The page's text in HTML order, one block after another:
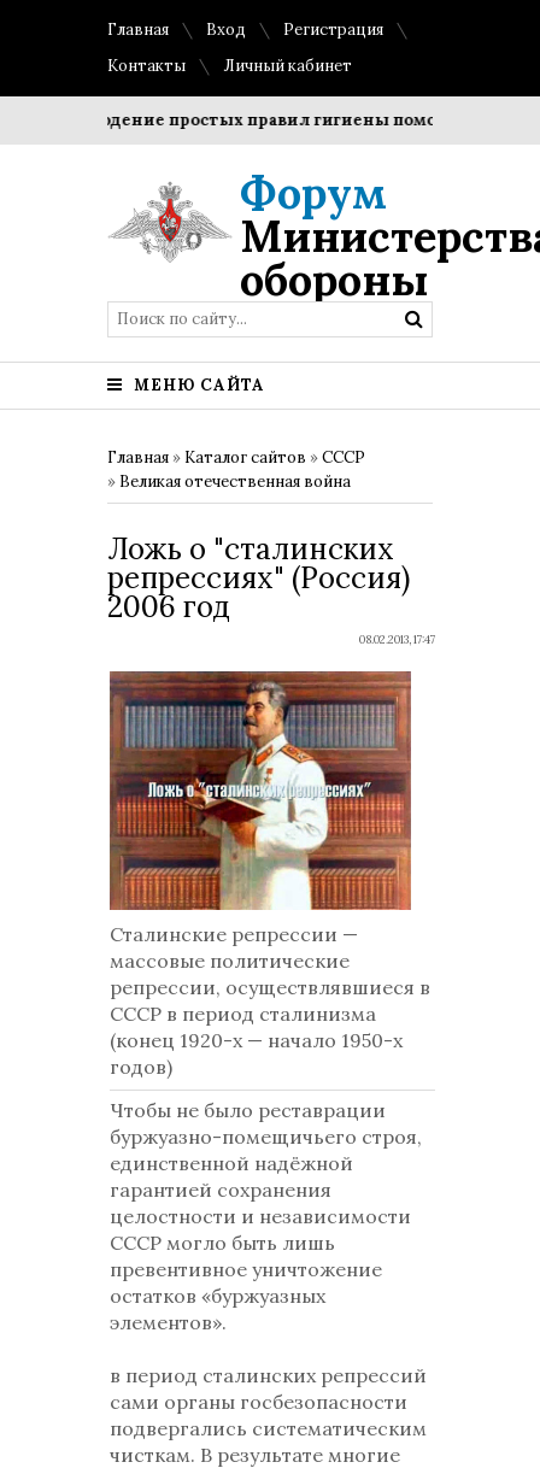
Главная Вход
Регистрация
Контакты
Личный кабинет
Соблюдение простых правил гигиены помогает
Форум
обороны
МЕНЮ САЙТА
Главная » Каталог сайтов »СССР
» Великая отечественная война
Ложь о "сталинских
репрессиях" (Россия)
2006 год
08.02.2013, 17:47
Сталинские репрессии —
массовые политические
репрессии, осуществлявшиеся в
СССР в период сталинизма
(конец 1920-х — начало 1950-х
годов)
Чтобы не было реставрации
буржуазно-помещичьего строя,
единственной надёжной
гарантией сохранения
целостности и независимости
СССР могло быть лишь
превентивное уничтожение
остатков «буржуазных
элементов».
в период сталинских репрессий
сами органы госбезопасности
подвергались систематическим
чисткам. В результате многие